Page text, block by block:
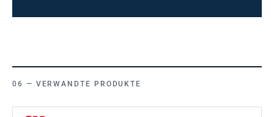
VERWANDTE PRODUKTE